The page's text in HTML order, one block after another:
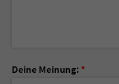
Deine Meinung: *